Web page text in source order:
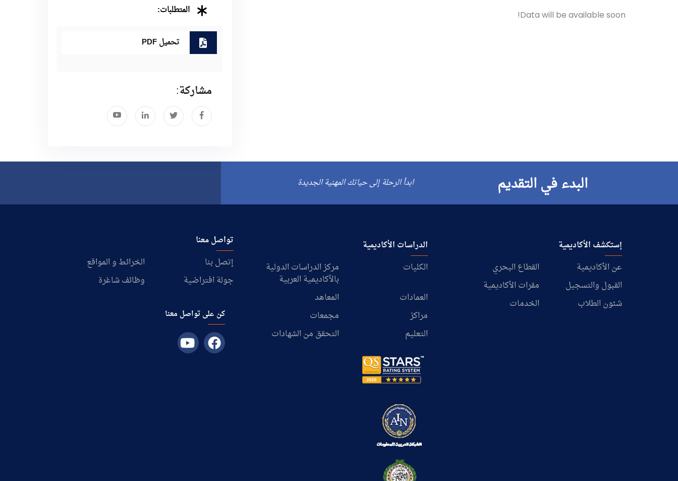
Data will be available soon! المتطلبات:
تحميل PDF
مشاركة:
البدء في التقديم ابدأ الرحلة إلى حياتك المهنية الجديدة
إستكشف الأكاديمية
عن الأكاديمية
القطاع البحري
القبول والتسجيل
مقرات الأكاديمية
شئون الطلاب
الخدمات
الدراسات الأكاديمية
الكليات
مركز الدراسات الدولية
بالأكاديمية العربية
العمادات
المعاهد
مراكز
مجمعات
التعليم
التحقق من الشهادات
تواصل معنا
إتصل بنا
الخرائط و المواقع
جولة افتراضية
وظائف شاغرة
كن على تواصل معنا